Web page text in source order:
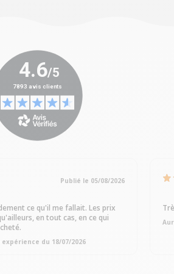
Publié le 05/08/2026
ce qu'il me fallait. Les prix
en tout cas, en ce qui
du 18/07/2026